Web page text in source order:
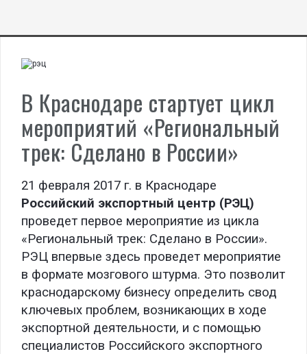
В Краснодаре стартует цикл
мероприятий «Региональный
трек: Сделано в России»
21 февраля 2017 г. в Краснодаре
Российский экспортный центр (РЭЦ)
проведет первое мероприятие из цикла
«Региональный трек: Сделано в России».
РЭЦ впервые здесь проведет мероприятие
в формате мозгового штурма. Это позволит
краснодарскому бизнесу определить свод
ключевых проблем, возникающих в ходе
экспортной деятельности, и с помощью
специалистов Российского экспортного